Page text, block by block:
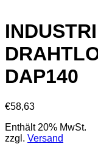
DAP140
€58,63
Enthält 20% MwSt.
zzgl. Versand